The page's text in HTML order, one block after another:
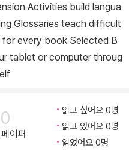
Activities build langua
Glossaries teach difficult
every book Selected B
tablet or computer throug
0
이퍼
읽고 싶어요 0명
읽고 있어요 0명
읽었어요 0명